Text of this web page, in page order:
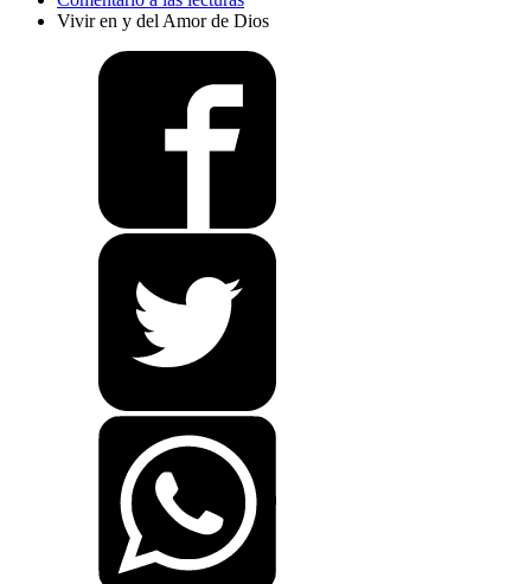
Vivir en y del Amor de Dios